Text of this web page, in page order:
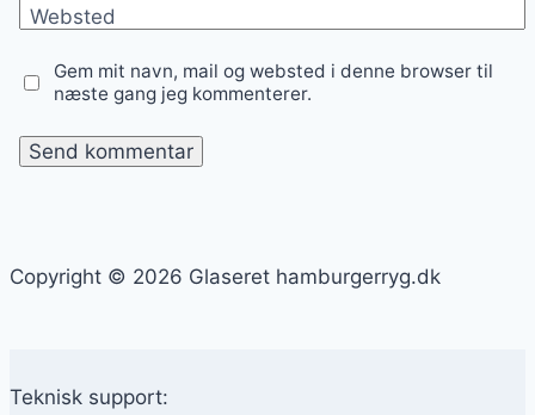
Websted
Gem mit navn, mail og websted i denne browser til
næste gang jeg kommenterer.
Copyright © 2026 Glaseret hamburgerryg.dk
Teknisk support: